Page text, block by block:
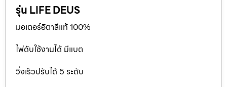
รุ่น LIFE DEUS
มอเตอร์อิตาลีแท้ 100%
ไฟดับใช้งานได้ มีแบต
วิ่งเร็วปรับได้ 5 ระดับ